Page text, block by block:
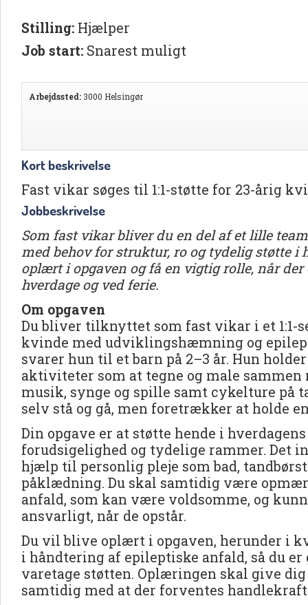
Stilling: Hjælper
Job start: Snarest muligt
Arbejdssted: 3000 Helsingør
Kort beskrivelse
Fast vikar søges til 1:1-støtte for 23-årig
Jobbeskrivelse
Som fast vikar bliver du en del af et lille
med behov for struktur, ro og tydelig støtte i
oplært i opgaven og få en vigtig rolle, når
hverdage og ved ferie.
Om opgaven
Du bliver tilknyttet som fast vikar i et 1:1-
kvinde med udviklingshæmning og
svarer hun til et barn på 2–3 år. Hun
aktiviteter som at tegne og male
musik, synge og spille samt cykelture på
selv stå og gå, men foretrækker at holde
Din opgave er at støtte hende i
forudsigelighed og tydelige rammer. Det
hjælp til personlig pleje som bad,
påklædning. Du skal samtidig være
anfald, som kan være voldsomme, og
ansvarligt, når de opstår.
Du vil blive oplært i opgaven, herunder i
i håndtering af epileptiske anfald, så du
varetage støtten. Oplæringen skal give
samtidig med at der forventes